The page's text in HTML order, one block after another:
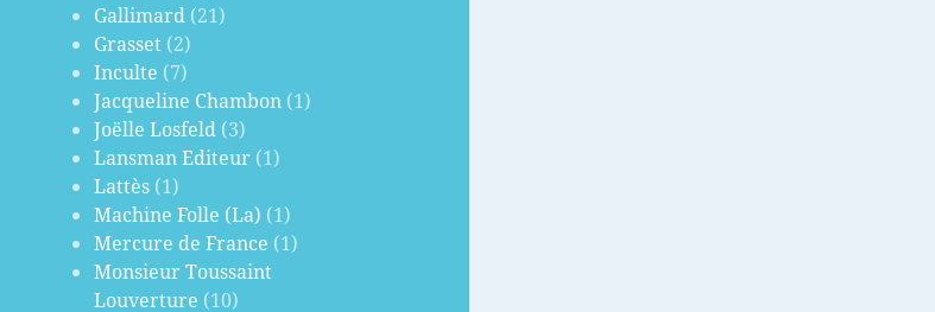
Gallimard (21)
Grasset (2)
Inculte (7)
Jacqueline Chambon (1)
Joëlle Losfeld (3)
Lansman Editeur (1)
Lattès (1)
Machine Folle (La) (1)
Mercure de France (1)
Monsieur Toussaint
Louverture (10)